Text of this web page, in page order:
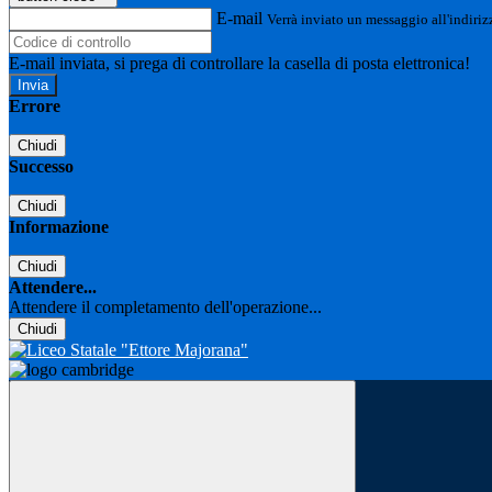
E-mail Verrà inviato un messaggio
E-mail inviata, si prega di controllare la casella di posta elettronica!
Errore
Chiudi
Successo
Chiudi
Informazione
Chiudi
Attendere...
Attendere il completamento dell'operazione...
Chiudi